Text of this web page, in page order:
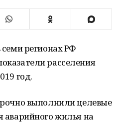
регионах РФ
расселения
год.
выполнили целевые
аварийного жилья на